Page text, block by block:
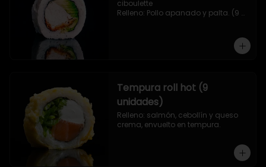
ciboulette
Relleno: Pollo apanado y palta. (9
Tempura roll hot (9
unidades)
Relleno: salmón, cebollín y queso
crema, envuelto en tempura.